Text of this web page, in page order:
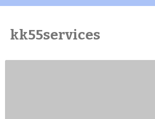
kk55services